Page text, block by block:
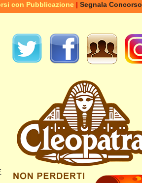
con Pubblicazione | Segnala Concorso